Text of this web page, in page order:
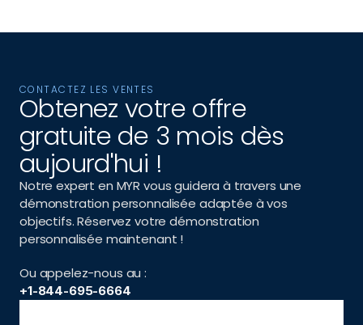
CONTACTEZ LES VENTES
Obtenez votre offre
gratuite de 3 mois dès
aujourd'hui !
Notre expert en MYR vous guidera à travers une
démonstration personnalisée adaptée à vos
objectifs. Réservez votre démonstration
personnalisée maintenant !
Ou appelez-nous au :
+1-844-695-6664